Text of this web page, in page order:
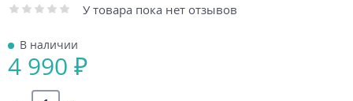
У товара пока нет отзывов
В наличии
4 990 ₽